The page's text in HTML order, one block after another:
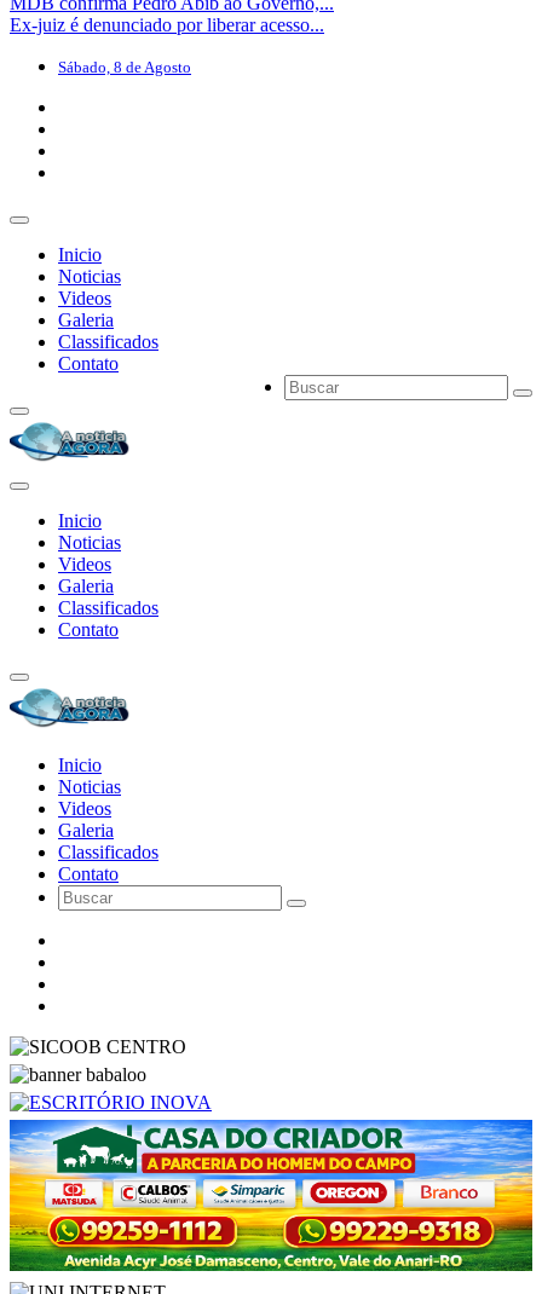
Ex-juiz é denunciado por liberar acesso...
Sábado, 8 de Agosto
Inicio
Noticias
Videos
Galeria
Classificados
Contato
Inicio
Noticias
Videos
Galeria
Classificados
Contato
Inicio
Noticias
Videos
Galeria
Classificados
Contato